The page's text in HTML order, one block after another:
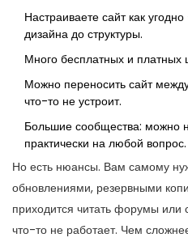
Настраиваете сайт как
дизайна до структуры.
Много бесплатных и
Можно переносить сайт
что-то не устроит.
Большие сообщества: можно
практически на любой вопрос.
Но есть нюансы. Вам самому
обновлениями, резервными
приходится читать форумы
что-то не работает. Чем